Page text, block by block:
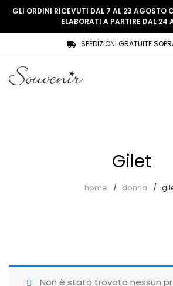
SHOP
Souvenir Privée
Giubbotti
COLLEZIONE
THREE WOMEN, ONE MEMORY
GLI ORDINI RICEVUTI DAL 7 AL 23 AGOSTO
ELABORATI A PARTIRE DAL 24
SPEDIZIONI GRATUITE
Gilet
home donna
Non è stato trovato nessun